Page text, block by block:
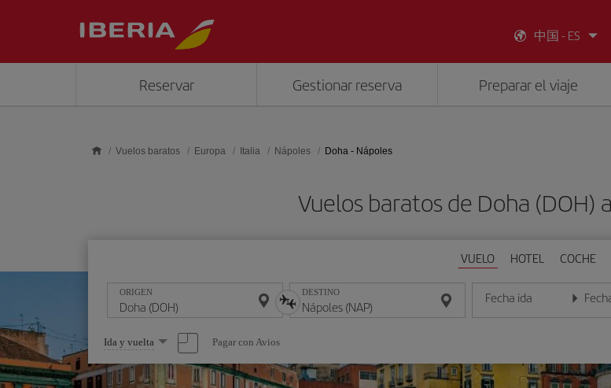
中国 - ES
Reservar Gestionar reserva Preparar el viaje
Vuelos baratos Europa Italia Nápoles Doha - Nápoles
Vuelos baratos de Doha (DOH)
VUELO HOTEL COCHE
ORIGEN DESTINO Fecha ida
Introduce la fecha en formato
Seleccione
una
opción
Ida y vuelta Pagar con Avios